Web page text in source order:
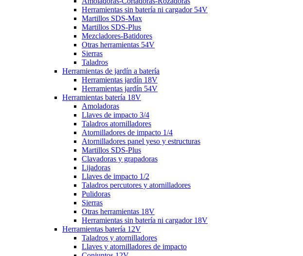
Herramientas sin batería ni cargador 54V
Martillos SDS-Max
Martillos SDS-Plus
Mezcladores-Batidores
Otras herramientas 54V
Sierras
Taladros
Herramientas de jardín a batería
Herramientas jardín 18V
Herramientas jardín 54V
Herramientas batería 18V
Amoladoras
Llaves de impacto 3/4
Taladros atornilladores
Atornilladores de impacto 1/4
Atornilladores panel yeso y estructuras
Martillos SDS-Plus
Clavadoras y grapadoras
Lijadoras
Llaves de impacto 1/2
Taladros percutores y atornilladores
Pulidoras
Sierras
Otras herramientas 18V
Herramientas sin batería ni cargador 18V
Herramientas batería 12V
Taladros y atornilladores
Llaves y atornilladores de impacto